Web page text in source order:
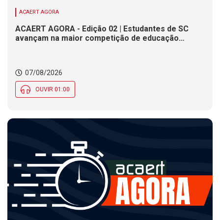
ACAERT AGORA
ACAERT AGORA - Edição 02 | Estudantes de SC
avançam na maior competição de educação
Social nesta sexta (7)
07/08/2026
OUVIR 01:00